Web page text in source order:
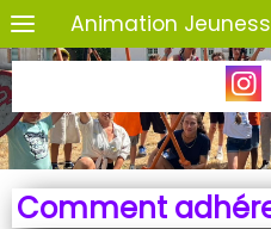
Animation
Comment